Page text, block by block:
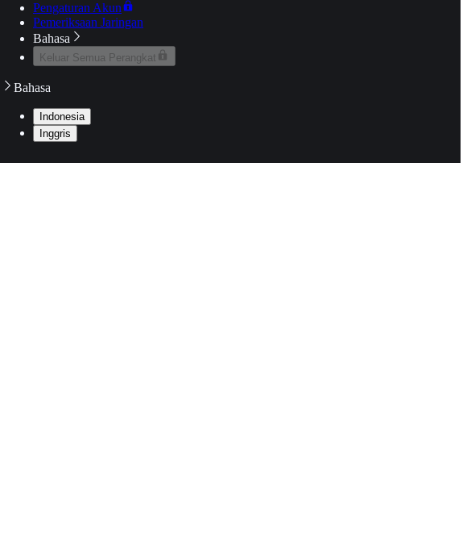
Pengaturan Akun
Pemeriksaan Jaringan
Bahasa
Keluar Semua Perangkat
Bahasa
Indonesia
Inggris